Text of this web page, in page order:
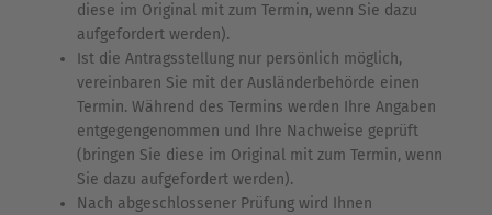
diese im Original mit zum Termin, wenn Sie dazu
aufgefordert werden).
Ist die Antragsstellung nur persönlich möglich,
vereinbaren Sie mit der Ausländerbehörde einen
Termin. Während des Termins werden Ihre Angaben
entgegengenommen und Ihre Nachweise geprüft
(bringen Sie diese im Original mit zum Termin, wenn
Sie dazu aufgefordert werden).
Nach abgeschlossener Prüfung wird Ihnen